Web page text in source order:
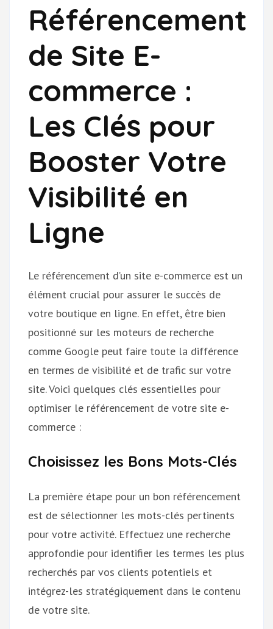
Référencement
de Site E-
commerce :
Les Clés pour
Booster Votre
Visibilité en
Ligne
Le référencement d’un site e-commerce est un
élément crucial pour assurer le succès de
votre boutique en ligne. En effet, être bien
positionné sur les moteurs de recherche
comme Google peut faire toute la différence
en termes de visibilité et de trafic sur votre
site. Voici quelques clés essentielles pour
optimiser le référencement de votre site e-
commerce :
Choisissez les Bons Mots-Clés
La première étape pour un bon référencement
est de sélectionner les mots-clés pertinents
pour votre activité. Effectuez une recherche
approfondie pour identifier les termes les plus
recherchés par vos clients potentiels et
intégrez-les stratégiquement dans le contenu
de votre site.